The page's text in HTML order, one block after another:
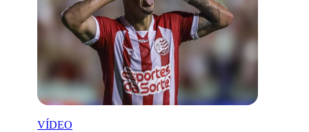
VÍDEO